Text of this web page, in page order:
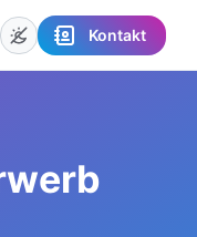
Kontakt